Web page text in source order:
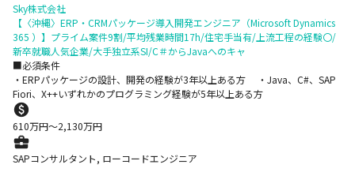
Sky株式会社
【〈沖縄〉ERP・CRMパッケージ導入開発エンジニア（Microsoft Dynamics
365 ）】プライム案件9割/平均残業時間17h/住宅手当有/上流工程の経験〇/
新卒就職人気企業/大手独立系SI/C＃からJavaへのキャ
■必須条件
・ERPパッケージの設計、開発の経験が3年以上ある方 ・Java、C#、SAP
Fiori、X++いずれかのプログラミング経験が5年以上ある方
610万円〜2,130万円
SAPコンサルタント, ローコードエンジニア